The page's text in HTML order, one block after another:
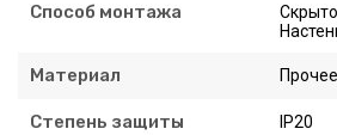
Способ монтажа
Материал Прочее
Степень защиты IP20